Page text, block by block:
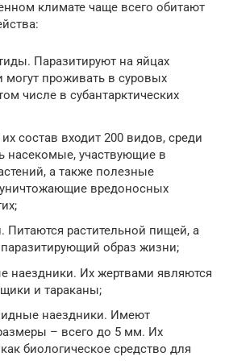
климате чаще всего обитают
Паразитируют на яйцах
могут проживать в суровых
числе в субантарктических
состав входит 200 видов, среди
насекомые, участвующие в
а также полезные
вредоносных
Питаются растительной пищей, а
образ жизни;
наездники. Их жертвами являются
и тараканы;
наездники. Имеют
– всего до 5 мм. Их
биологическое средство для